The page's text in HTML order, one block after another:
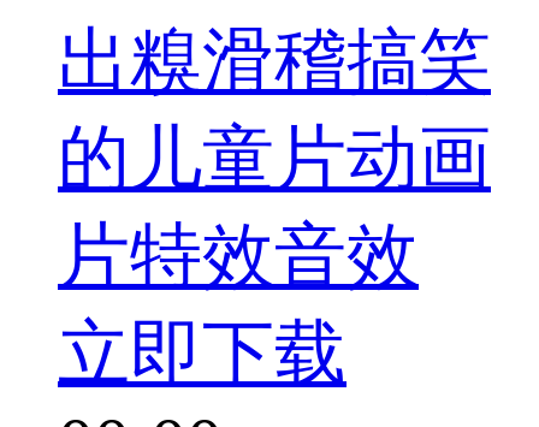
出糗滑稽搞笑
的儿童片动画
片特效音效
立即下载